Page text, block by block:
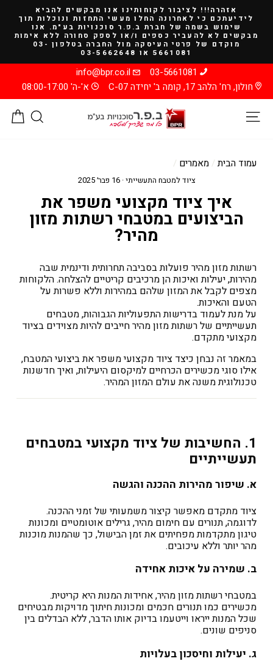
קריאה
אזהרה!!! לציבור לקוחותינו אנו מבקשים להביא
לידיעתכם כי לאחרונה החלו מעשי התחזות ונוכלות תוך
שימוש בשמה של חברת ב.פ.ר סוכנויות בע"מ. אנו
מבקשים לא להעביר כספים ו/או לספק סחורה ללא אימות
מוקדם של פרטי העיסקה מול החברה בטלפון 03-
5661081 או 03-5662648
03-5661081
info@bpr.co.il
חולון, רח' הלהב 17, קומה ב' יחידה C-07
א'-ה' 08:00-17:00
עמוד הבית / מאמרים /
ציוד למטבח התעשייתי·16 פבר׳ 2025
איך ציוד מקצועי משפר את
הביצועים במטבחי רשתות מזון
מהיר?
רשתות מזון מהיר פועלות בסביבה תחרותית ודינמית שבה
מהירות, יעילות ואיכות הן מרכיבים קריטיים להצלחה. הלקוחות
מצפים לקבל את המזון שלהם במהירות וללא פשרות על
הטעם והאיכות.
על מנת לעמוד בדרישות התפעוליות הגבוהות, מטבחים
תעשייתיים של רשתות מזון מהיר חייבים להיות מצוידים בציוד
מקצועי מתקדם.
במאמר זה נבחן כיצד ציוד מקצועי משפר את ביצועי המטבח,
אילו סוגי מכשירים הכרחיים למיקסום היעילות, ואיך חדשנות
טכנולוגית משנה את עולם המזון המהיר.
1. החשיבות של ציוד מקצועי במטבחים
תעשייתיים
א. שיפור מהירות ההכנה והגשה
ציוד מתקדם מאפשר קיצור משמעותי של זמני ההכנה.
לדוגמה, תנורים עם חימום מהיר, גרילים אוטומטיים ומכונות
טיגון מתקדמות מפחיתים את זמן הבישול, כך שהמנות מוכנות
מהר יותר וללא עיכובים.
ב. שמירה על איכות אחידה
במטבחי רשתות מזון מהיר, אחידות המנות היא קריטית.
מכשירים כמו תנורים חכמים ומכונות חיתוך מדויקות מבטיחים
שכל המנות ייראו וייטעמו בדיוק אותו הדבר, ללא הבדלים בין
סניפים שונים.
ג. יעילות וחיסכון בעלויות